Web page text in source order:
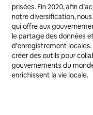
prisées. Fin 2020, afin
notre diversification,
qui offre aux
le partage des données
d’enregistrement
créer des outils pour
gouvernements du
enrichissent la vie locale.